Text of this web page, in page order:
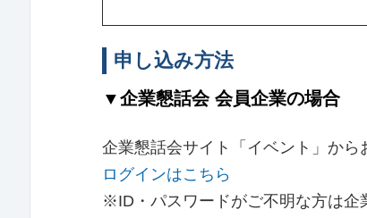
申し込み方法
▼企業懇話会 会員企業の場合
企業懇話会サイト「イベント」から
ログインはこちら
※ID・パスワードがご不明な方は企